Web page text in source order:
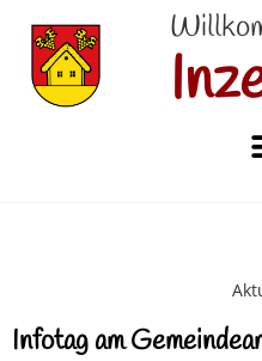
Infotag am